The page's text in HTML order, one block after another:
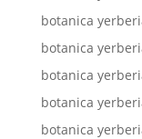
botanica
botanica
botanica
botanica
botanica